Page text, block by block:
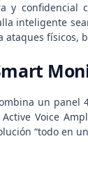
y confidencial
inteligente
ataques
un
Voice
“todo en